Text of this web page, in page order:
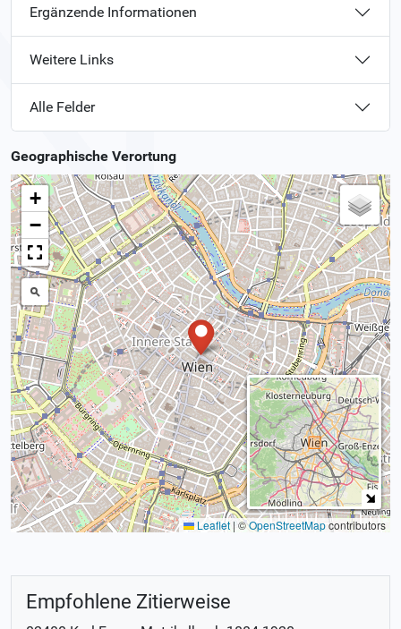
Ergänzende Informationen
Weitere Links
Alle Felder
Geographische Verortung
+
−
Leaflet | ©OpenStreetMapcontributors
Empfohlene Zitierweise